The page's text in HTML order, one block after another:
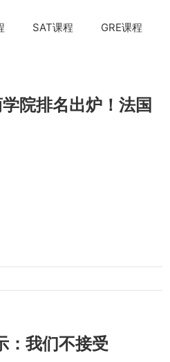
SAT课程 GRE课程
院排名出炉！法国
：我们不接受